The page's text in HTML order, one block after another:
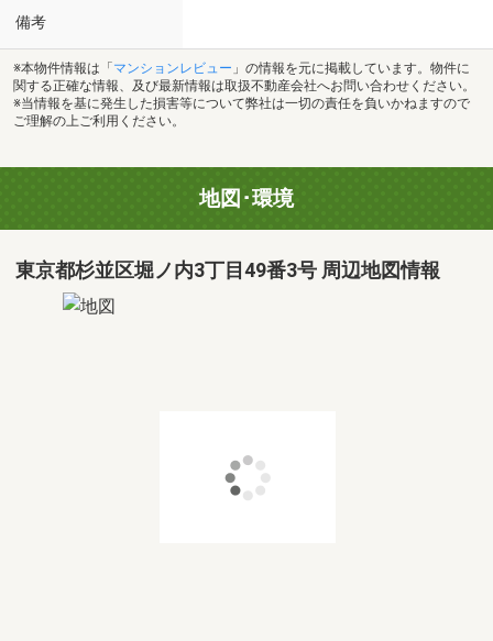
備考
※本物件情報は「 マンションレビュー 」の情報を元に掲載しています。物件に
関する正確な情報、及び最新情報は取扱不動産会社へお問い合わせください。
※当情報を基に発生した損害等について弊社は一切の責任を負いかねますので
ご理解の上ご利用ください。
地図･環境
東京都杉並区堀ノ内3丁目49番3号 周辺地図情報